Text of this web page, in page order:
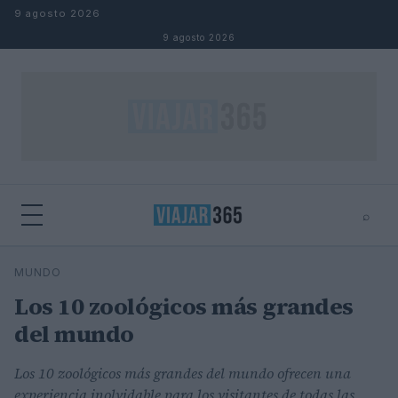
Saltar al contenido
9 agosto 2026
9 agosto 2026
⌕
Buscar
MUNDO
Los 10 zoológicos más grandes
del mundo
Los 10 zoológicos más grandes del mundo ofrecen una